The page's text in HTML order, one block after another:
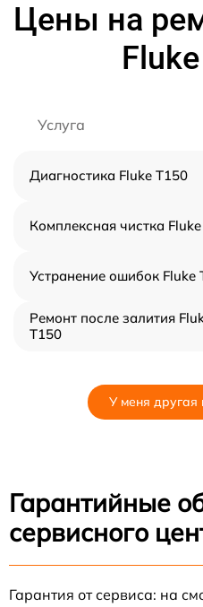
Цены на
Услуга
Диагностика Fluke T150
Комплексная чистка
Устранение ошибок Fluke
Ремонт после залития
T150
У меня другая
Гарантийные
сервисного
Гарантия от сервиса: на